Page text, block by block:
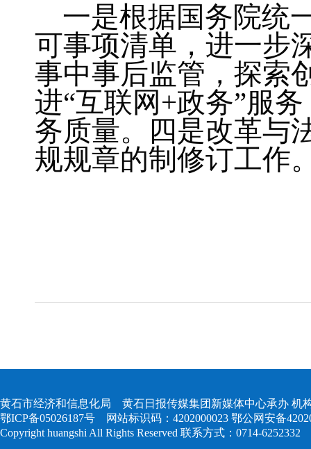
一是根据国务院统
可事项清单，进一步
事中事后监管，探索
进“互联网+政务”服
务质量。四是改革与
规规章的制修订工作
黄石市经济和信息化局 黄石日报传媒集团新媒体中心承办 机
鄂ICP备05026187号 网站标识码：4202000023 鄂公网安备
Copyright huangshi All Rights Reserved 联系方式：0714-6252332